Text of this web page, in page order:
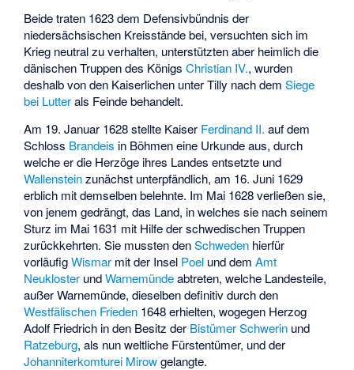
Beide traten 1623 dem Defensivbündnis der
niedersächsischen Kreisstände bei, versuchten sich im
Krieg neutral zu verhalten, unterstützten aber heimlich die
dänischen Truppen des KönigsChristian IV., wurden
deshalb von den Kaiserlichen unterTilly nach demSiege
bei Lutterals Feinde behandelt.
Am 19. Januar 1628 stellte Kaiser Ferdinand II. auf dem
Schloss Brandeis in Böhmen eine Urkunde aus, durch
welche er die Herzöge ihres Landes entsetzte und
Wallensteinzunächst unterpfändlich, am 16. Juni 1629
erblich mit demselben belehnte. Im Mai 1628 verließen sie,
von jenem gedrängt, das Land, in welches sie nach seinem
Sturz im Mai 1631 mit Hilfe der schwedischen Truppen
zurückkehrten. Sie mussten denSchweden hierfür
vorläufigWismar mit der Insel Poel und demAmt
Neukloster undWarnemündeabtreten, welche Landesteile,
außer Warnemünde, dieselben definitiv durch den
Westfälischen Frieden 1648 erhielten, wogegen Herzog
Adolf Friedrich in den Besitz der Bistümer Schwerin und
Ratzeburg, als nun weltliche Fürstentümer, und der
Johanniterkomturei Mirowgelangte.